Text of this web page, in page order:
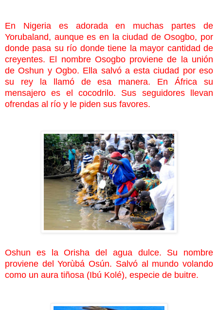
En Nigeria es adorada en muchas partes de
Yorubaland, aunque es en la ciudad de Osogbo, por
donde pasa su río donde tiene la mayor cantidad de
creyentes. El nombre Osogbo proviene de la unión
de Oshun y Ogbo. Ella salvó a esta ciudad por eso
su rey la llamó de esa manera. En África su
mensajero es el cocodrilo. Sus seguidores llevan
ofrendas al río y le piden sus favores.
Oshun es la Orisha del agua dulce. Su nombre
proviene del Yorùbá Osún. Salvó al mundo volando
como un aura tiñosa (Ibú Kolé), especie de buitre.